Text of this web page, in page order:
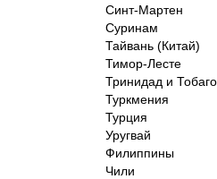
Синт-Мартен
Суринам
Тайвань (Китай)
Тимор-Лесте
Тринидад и Тобаго
Туркмения
Турция
Уругвай
Филиппины
Чили